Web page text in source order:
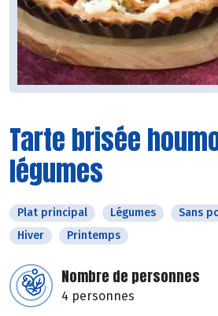
Tarte brisée
légumes
Plat principal Légumes Sans
Hiver
Printemps
Nombre de personnes
4 personnes